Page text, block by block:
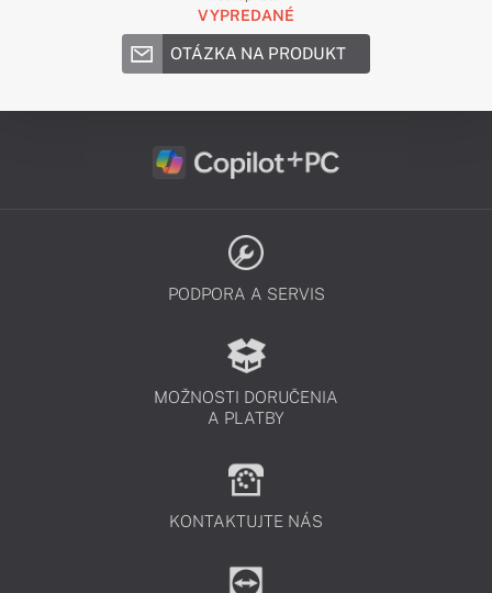
VYPREDANÉ
OTÁZKA NA PRODUKT
PODPORA A SERVIS
MOŽNOSTI DORUČENIA
A PLATBY
KONTAKTUJTE NÁS